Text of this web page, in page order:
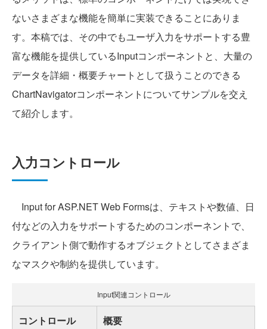
ないさまざまな機能を簡単に実装できることにありま
す。本稿では、その中でもユーザ入力をサポートする豊
富な機能を提供しているInputコンポーネントと、大量の
データを詳細・概要チャートとして扱うことのできる
ChartNavigatorコンポーネントについてサンプルを交え
て紹介します。
入力コントロール
Input for ASP.NET Web Formsは、テキストや数値、日
付などの入力をサポートするためのコンポーネントで、
クライアント側で動作するオブジェクトとしてさまざま
なマスクや制約を提供しています。
Input関連コントロール
コントロール 概要